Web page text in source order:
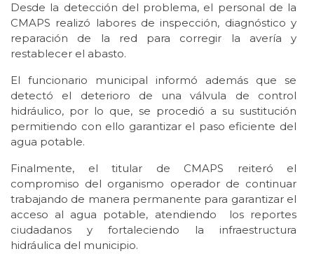
Desde la detección del problema, el personal de la
CMAPS realizó labores de inspección, diagnóstico y
reparación de la red para corregir la avería y
restablecer el abasto.
El funcionario municipal informó además que se
detectó el deterioro de una válvula de control
hidráulico, por lo que, se procedió a su sustitución
permitiendo con ello garantizar el paso eficiente del
agua potable.
Finalmente, el titular de CMAPS reiteró el
compromiso del organismo operador de continuar
trabajando de manera permanente para garantizar el
acceso al agua potable, atendiendo los reportes
ciudadanos y fortaleciendo la infraestructura
hidráulica del municipio.